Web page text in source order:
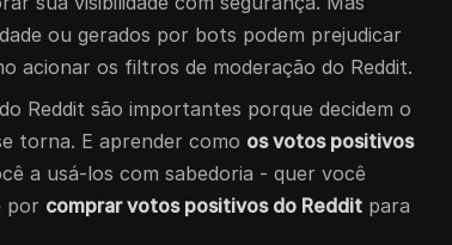
ou gerados por bots podem prejudicar
acionar os filtros de moderação do Reddit.
Reddit são importantes porque decidem o
torna. E aprender como os votos positivos
a usá-los com sabedoria - quer você
por comprar votos positivos do Reddit para